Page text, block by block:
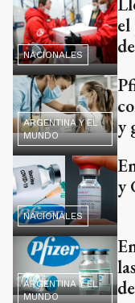
NACIONALES
el
ARGENTINA Y EL
MUNDO
y
NACIONALES
y
ARGENTINA Y EL
MUNDO